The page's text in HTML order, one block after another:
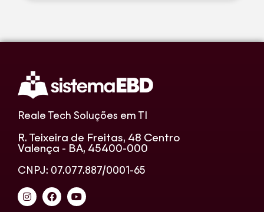
Reale Tech Soluções em TI
R. Teixeira de Freitas, 48 Centro
Valença - BA, 45400-000
CNPJ: 07.077.887/0001-65